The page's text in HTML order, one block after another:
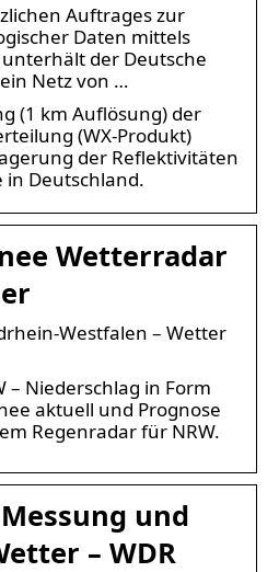
Auftrages zur
Daten mittels
der Deutsche
Netz von …
(1 km Auflösung) der
(WX-Produkt)
der Reflektivitäten
Deutschland.
Wetterradar
Westfalen – Wetter
– Niederschlag in Form
aktuell und Prognose
Regenradar für NRW.
und
– WDR